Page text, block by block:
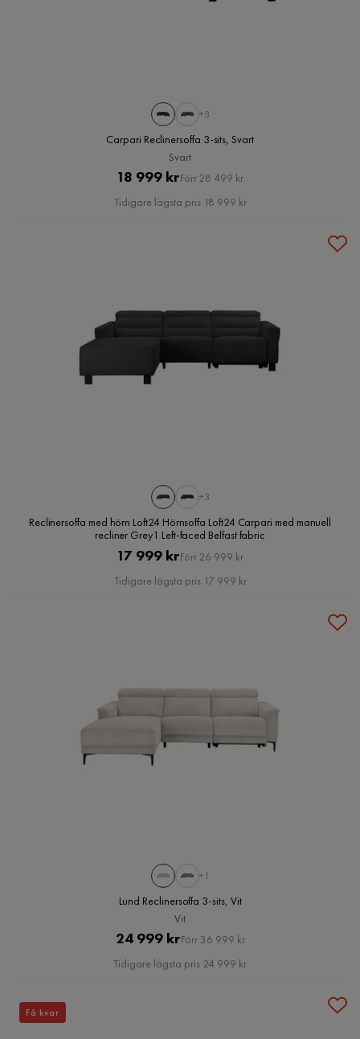
+3
Carpari Reclinersoffa 3-sits, Svart
Svart
Pris
18 999 krOriginal
Pris
Förr 28 499 kr
Tidigare lägsta pris 18 999 kr
+3
Reclinersoffa med hörn Loft24 Hörnsoffa Loft24 Carpari med manuell
recliner Grey1 Left-faced Belfast fabric
Pris
17 999 krOriginal
Pris
Förr 26 999 kr
Tidigare lägsta pris 17 999 kr
+1
Lund Reclinersoffa 3-sits, Vit
Vit
Pris
24 999 krOriginal
Pris
Förr 36 999 kr
Tidigare lägsta pris 24 999 kr
Få kvar